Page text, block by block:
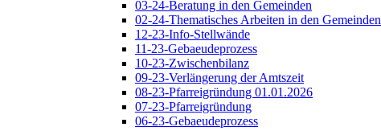
03-24-Beratung in den Gemeinden
02-24-Thematisches Arbeiten in den Gemeinden
12-23-Info-Stellwände
11-23-Gebaeudeprozess
10-23-Zwischenbilanz
09-23-Verlängerung der Amtszeit
08-23-Pfarreigründung 01.01.2026
07-23-Pfarreigründung
06-23-Gebaeudeprozess